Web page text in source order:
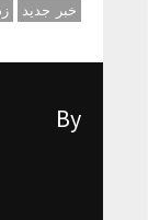
خبر جدید
By